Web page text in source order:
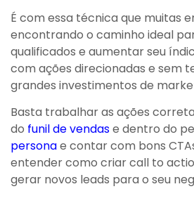
É com essa técnica que muitas
encontrando o caminho ideal
qualificados e aumentar seu
com ações direcionadas e sem
grandes investimentos de
Basta trabalhar as ações
do funil de vendase dentro do
personae contar com bons
entender como criar call to
gerar novos leads para o seu